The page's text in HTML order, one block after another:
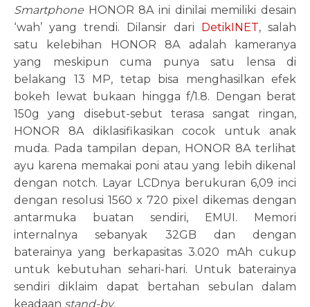
Smartphone HONOR 8A ini dinilai memiliki desain
‘wah’ yang trendi. Dilansir dari
DetikINET, salah
satu kelebihan HONOR 8A adalah kameranya
yang meskipun cuma punya satu lensa di
belakang 13 MP, tetap bisa menghasilkan efek
bokeh lewat bukaan hingga f/1.8. Dengan berat
150g yang disebut-sebut terasa sangat ringan,
HONOR 8A diklasifikasikan cocok untuk anak
muda. Pada tampilan depan, HONOR 8A terlihat
ayu karena memakai poni atau yang lebih dikenal
dengan notch. Layar LCDnya berukuran 6,09 inci
dengan resolusi 1560 x 720 pixel dikemas dengan
antarmuka buatan sendiri, EMUI. Memori
internalnya sebanyak 32GB dan dengan
baterainya yang berkapasitas 3.020 mAh cukup
untuk kebutuhan sehari-hari. Untuk baterainya
sendiri diklaim dapat bertahan sebulan dalam
keadaan stand-by.